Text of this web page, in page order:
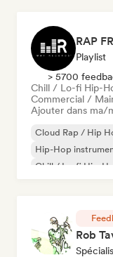
Playlist
> 5700
Chill / Lo-fi Hip-
Commercial /
Ajouter dans ma/
Cloud Rap / Hip
Hip-Hop
Chill / Lo-fi Hip-
Rob